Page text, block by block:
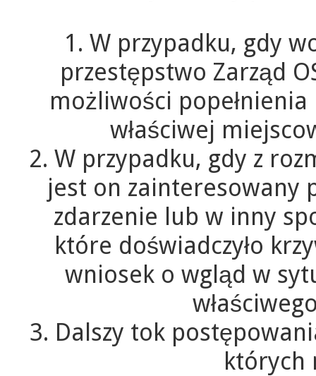
1. W przypadku, gdy
przestępstwo Zarząd
możliwości
właściwej
2. W przypadku, gdy z
jest on zainteresowany
zdarzenie lub w inny
które doświadczyło
wniosek o wgląd w
3. Dalszy tok
których